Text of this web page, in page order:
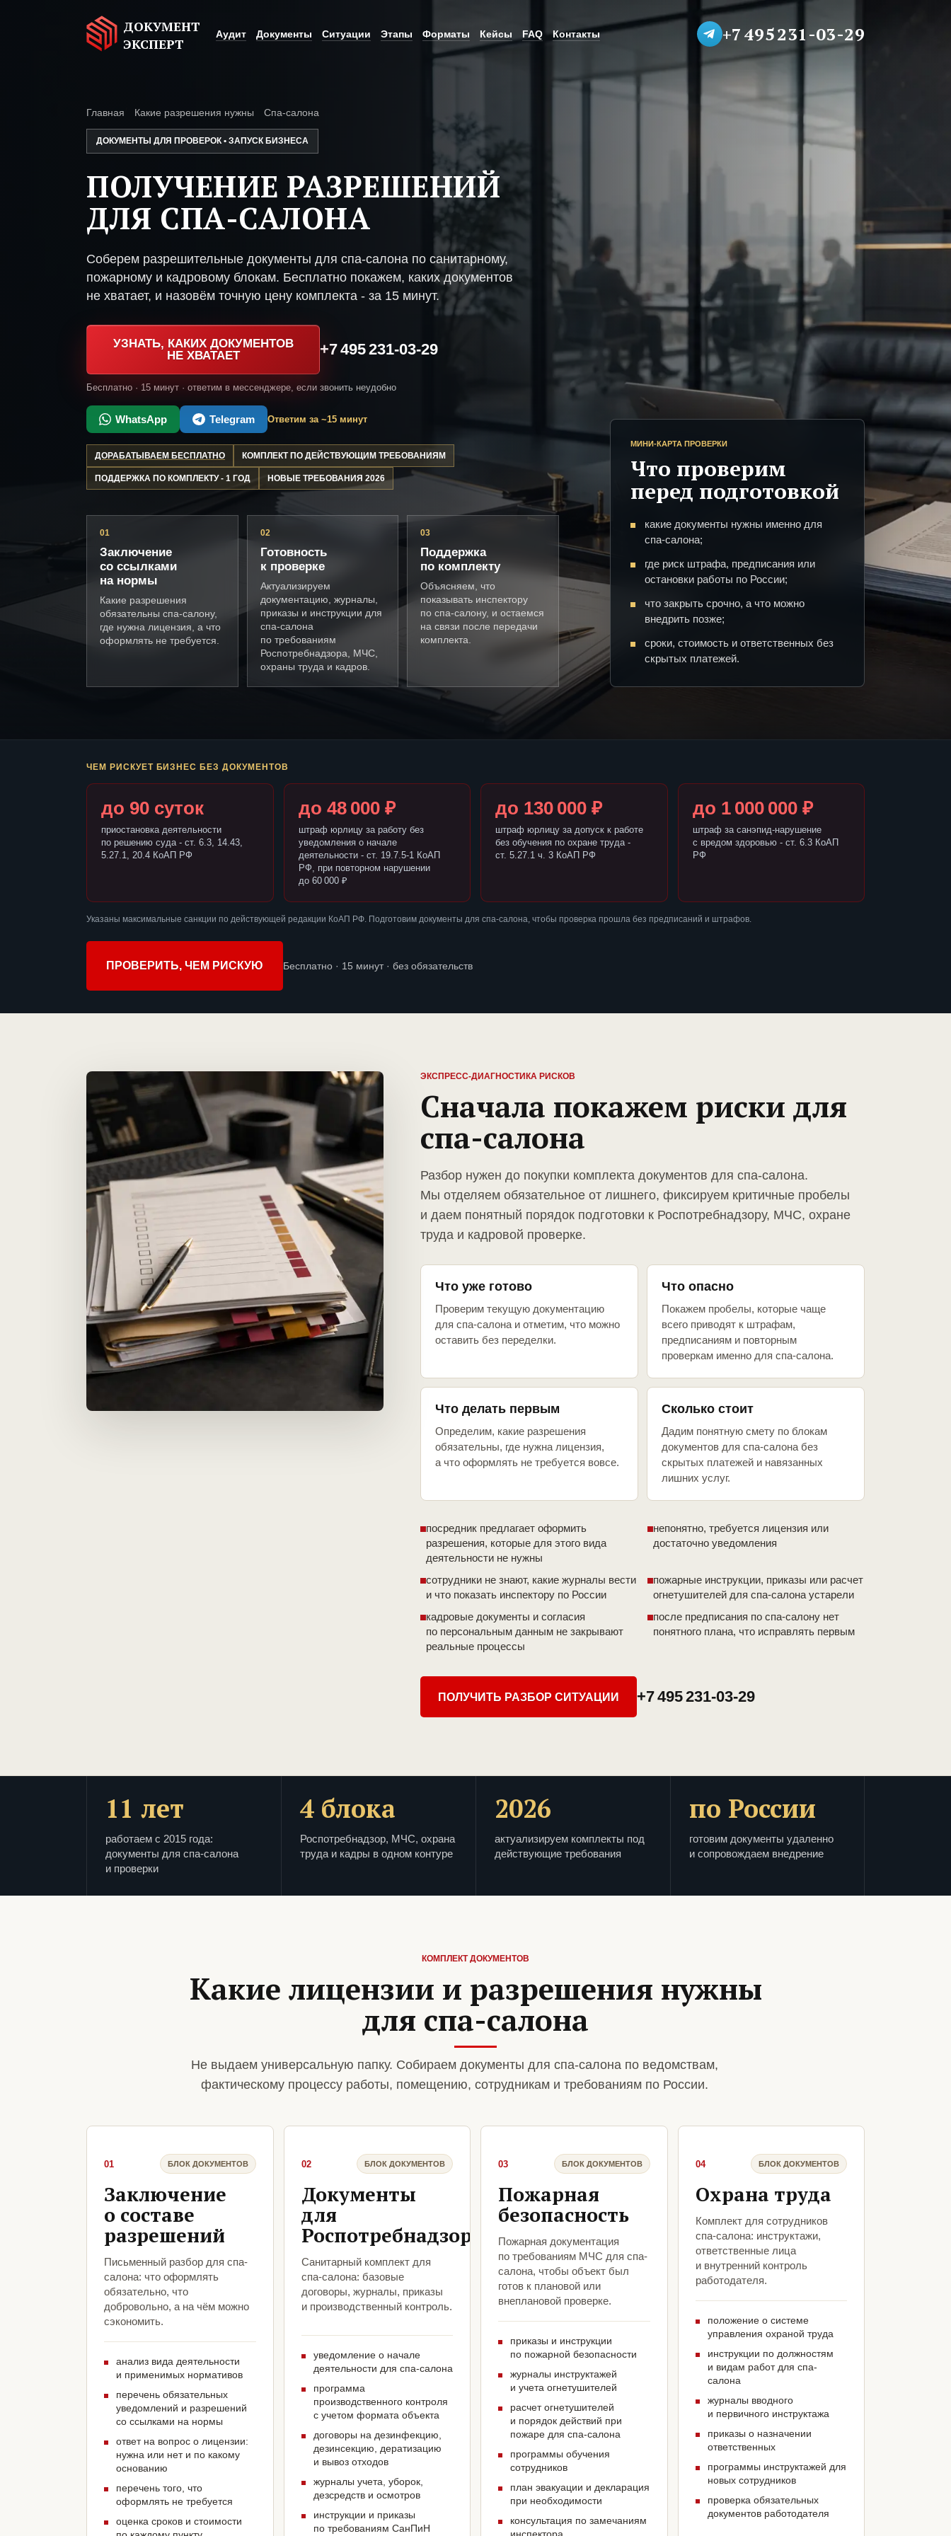
ДОКУМЕНТ
ЭКСПЕРТ
Аудит Документы Ситуации Этапы Форматы Кейсы FAQ Контакты +7 495 231-03-29
Главная Какие разрешения нужны Спа-салона
ДОКУМЕНТЫ ДЛЯ ПРОВЕРОК • ЗАПУСК БИЗНЕСА
ПОЛУЧЕНИЕ РАЗРЕШЕНИЙ
ДЛЯ СПА-САЛОНА
Соберем разрешительные документы для спа-салона по санитарному,
пожарному и кадровому блокам. Бесплатно покажем, каких документов
не хватает, и назовём точную цену комплекта - за 15 минут.
УЗНАТЬ, КАКИХ ДОКУМЕНТОВ
НЕ ХВАТАЕТ
+7 495 231-03-29
Бесплатно · 15 минут · ответим в мессенджере, если звонить неудобно
WhatsApp Telegram Ответим за ~15 минут
ДОРАБАТЫВАЕМ БЕСПЛАТНО КОМПЛЕКТ ПО ДЕЙСТВУЮЩИМ ТРЕБОВАНИЯМ
ПОДДЕРЖКА ПО КОМПЛЕКТУ - 1 ГОД НОВЫЕ ТРЕБОВАНИЯ 2026
01
Заключение
со ссылками
на нормы
Какие разрешения
обязательны спа-салону,
где нужна лицензия, а что
оформлять не требуется.
02
Готовность
к проверке
Актуализируем
документацию, журналы,
приказы и инструкции для
спа-салона
по требованиям
Роспотребнадзора, МЧС,
охраны труда и кадров.
03
Поддержка
по комплекту
Объясняем, что
показывать инспектору
по спа-салону, и остаемся
на связи после передачи
комплекта.
МИНИ-КАРТА ПРОВЕРКИ
Что проверим
перед подготовкой
какие документы нужны именно для
спа-салона;
где риск штрафа, предписания или
остановки работы по России;
что закрыть срочно, а что можно
внедрить позже;
сроки, стоимость и ответственных без
скрытых платежей.
ЧЕМ РИСКУЕТ БИЗНЕС БЕЗ ДОКУМЕНТОВ
до 90 суток
приостановка деятельности
по решению суда - ст. 6.3, 14.43,
5.27.1, 20.4 КоАП РФ
до 48 000 ₽
штраф юрлицу за работу без
уведомления о начале
деятельности - ст. 19.7.5-1 КоАП
РФ, при повторном нарушении
до 60 000 ₽
до 130 000 ₽
штраф юрлицу за допуск к работе
без обучения по охране труда -
ст. 5.27.1 ч. 3 КоАП РФ
до 1 000 000 ₽
штраф за санэпид-нарушение
с вредом здоровью - ст. 6.3 КоАП
РФ
Указаны максимальные санкции по действующей редакции КоАП РФ. Подготовим документы для спа-салона, чтобы проверка прошла без предписаний и штрафов.
ПРОВЕРИТЬ, ЧЕМ РИСКУЮ Бесплатно · 15 минут · без обязательств
ЭКСПРЕСС-ДИАГНОСТИКА РИСКОВ
Сначала покажем риски для
спа-салона
Разбор нужен до покупки комплекта документов для спа-салона.
Мы отделяем обязательное от лишнего, фиксируем критичные пробелы
и даем понятный порядок подготовки к Роспотребнадзору, МЧС, охране
труда и кадровой проверке.
Что уже готово
Проверим текущую документацию
для спа-салона и отметим, что можно
оставить без переделки.
Что опасно
Покажем пробелы, которые чаще
всего приводят к штрафам,
предписаниям и повторным
проверкам именно для спа-салона.
Что делать первым
Определим, какие разрешения
обязательны, где нужна лицензия,
а что оформлять не требуется вовсе.
Сколько стоит
Дадим понятную смету по блокам
документов для спа-салона без
скрытых платежей и навязанных
лишних услуг.
посредник предлагает оформить
разрешения, которые для этого вида
деятельности не нужны
непонятно, требуется лицензия или
достаточно уведомления
сотрудники не знают, какие журналы вести
и что показать инспектору по России
пожарные инструкции, приказы или расчет
огнетушителей для спа-салона устарели
кадровые документы и согласия
по персональным данным не закрывают
реальные процессы
после предписания по спа-салону нет
понятного плана, что исправлять первым
ПОЛУЧИТЬ РАЗБОР СИТУАЦИИ +7 495 231-03-29
11 лет
работаем с 2015 года:
документы для спа-салона
и проверки
4 блока
Роспотребнадзор, МЧС, охрана
труда и кадры в одном контуре
2026
актуализируем комплекты под
действующие требования
по России
готовим документы удаленно
и сопровождаем внедрение
КОМПЛЕКТ ДОКУМЕНТОВ
Какие лицензии и разрешения нужны
для спа-салона
Не выдаем универсальную папку. Собираем документы для спа-салона по ведомствам,
фактическому процессу работы, помещению, сотрудникам и требованиям по России.
01 БЛОК ДОКУМЕНТОВ
Заключение
о составе
разрешений
Письменный разбор для спа-
салона: что оформлять
обязательно, что
добровольно, а на чём можно
сэкономить.
анализ вида деятельности
и применимых нормативов
перечень обязательных
уведомлений и разрешений
со ссылками на нормы
ответ на вопрос о лицензии:
нужна или нет и по какому
основанию
перечень того, что
оформлять не требуется
оценка сроков и стоимости
02 БЛОК ДОКУМЕНТОВ
Документы
для
Роспотребнадзора
Санитарный комплект для
спа-салона: базовые
договоры, журналы, приказы
и производственный контроль.
уведомление о начале
деятельности для спа-салона
программа
производственного контроля
с учетом формата объекта
договоры на дезинфекцию,
дезинсекцию, дератизацию
и вывоз отходов
журналы учета, уборок,
дезсредств и осмотров
инструкции и приказы
по требованиям СанПиН
03 БЛОК ДОКУМЕНТОВ
Пожарная
безопасность
Пожарная документация
по требованиям МЧС для спа-
салона, чтобы объект был
готов к плановой или
внеплановой проверке.
приказы и инструкции
по пожарной безопасности
журналы инструктажей
и учета огнетушителей
расчет огнетушителей
и порядок действий при
пожаре для спа-салона
программы обучения
сотрудников
план эвакуации и декларация
при необходимости
консультация по замечаниям
04 БЛОК ДОКУМЕНТОВ
Охрана труда
Комплект для сотрудников
спа-салона: инструктажи,
ответственные лица
и внутренний контроль
работодателя.
положение о системе
управления охраной труда
инструкции по должностям
и видам работ для спа-
салона
журналы вводного
и первичного инструктажа
приказы о назначении
ответственных
программы инструктажей для
новых сотрудников
проверка обязательных
документов работодателя